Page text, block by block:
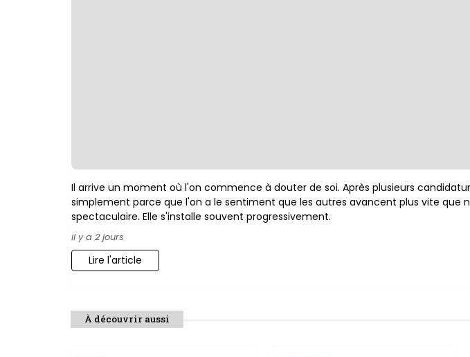
Il arrive un moment où l'on commence à douter de soi. Après plusieurs
simplement parce que l'on a le sentiment que les autres avancent plus vite
spectaculaire. Elle s'installe souvent progressivement.
il y a 2 jours
Lire l'article
À découvrir aussi